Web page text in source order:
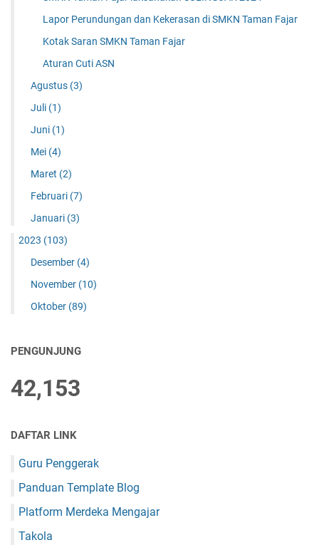
Lapor Perundungan dan Kekerasan di SMKN Taman Fajar
Kotak Saran SMKN Taman Fajar
Aturan Cuti ASN
Agustus (3)
Juli (1)
Juni (1)
Mei (4)
Maret (2)
Februari (7)
Januari (3)
2023 (103)
Desember (4)
November (10)
Oktober (89)
PENGUNJUNG
42,153
DAFTAR LINK
Guru Penggerak
Panduan Template Blog
Platform Merdeka Mengajar
Takola